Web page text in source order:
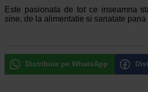
Este pasionata de tot ce inseamna
sine, de la alimentatie si sanatate
Distribuie pe WhatsApp